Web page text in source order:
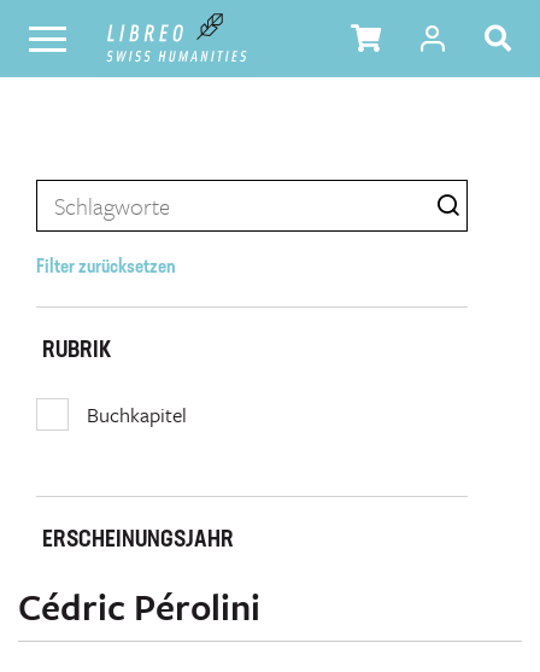
Filter zurücksetzen
RUBRIK
Buchkapitel
ERSCHEINUNGSJAHR
Cédric Pérolini